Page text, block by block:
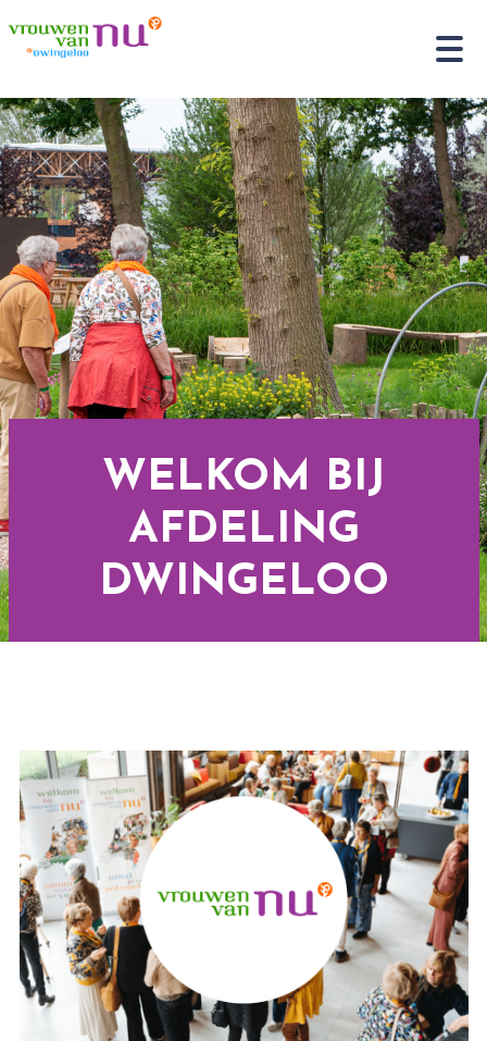
WELKOM BIJ
AFDELING
DWINGELOO